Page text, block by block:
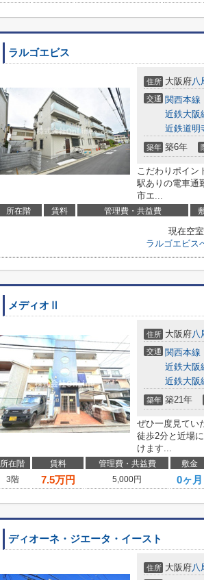
ラルゴエビス
住所 大阪府八
交通 関西本線
近鉄大阪
近鉄道明
築年 築6年
こだわりポイン
駅ありの電車通
市エ...
所在階 賃料 管理費・共益費
現在空
ラルゴエビス
メディオⅡ
住所 大阪府八
交通 関西本線
近鉄大阪
近鉄大阪
築年 築21年
ぜひ一度見てい
徒歩2分と近場
けます...
所在階 賃料 管理費・共益費 敷金
3階
7.5万円 5,000円 0ヶ月
ディオーネ・ジエータ・イースト
住所 大阪府八